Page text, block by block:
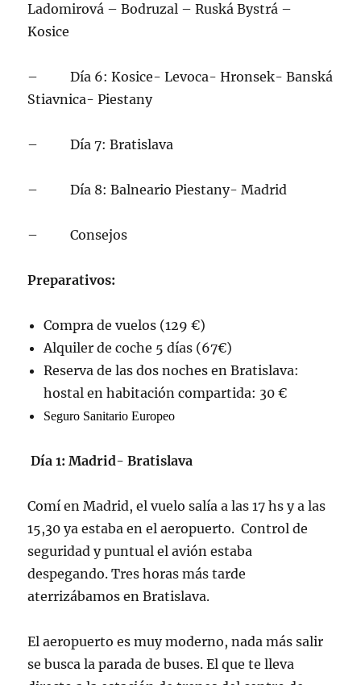
Ladomirová – Bodruzal – Ruská Bystrá –
Kosice
– Día 6: Kosice- Levoca- Hronsek- Banská
Stiavnica- Piestany
– Día 7: Bratislava
– Día 8: Balneario Piestany- Madrid
– Consejos
Preparativos:
Compra de vuelos (129 €)
Alquiler de coche 5 días (67€)
Reserva de las dos noches en Bratislava:
hostal en habitación compartida: 30 €
Seguro Sanitario Europeo
Día 1: Madrid- Bratislava
Comí en Madrid, el vuelo salía a las 17 hs y a las
15,30 ya estaba en el aeropuerto. Control de
seguridad y puntual el avión estaba
despegando. Tres horas más tarde
aterrizábamos en Bratislava.
El aeropuerto es muy moderno, nada más salir
se busca la parada de buses. El que te lleva